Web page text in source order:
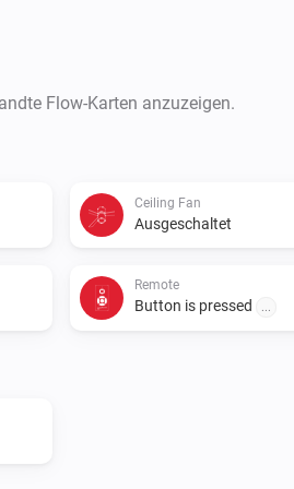
Flow-Karten anzuzeigen.
Ceiling Fan
Ausgeschaltet
Remote
Button is pressed ...